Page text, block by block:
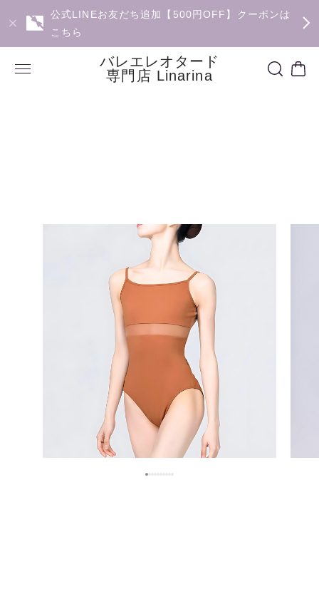
公式LINEお友だち追加【500円OFF】クーポンは
こちら
バレエレオタード
専門店 Linarina